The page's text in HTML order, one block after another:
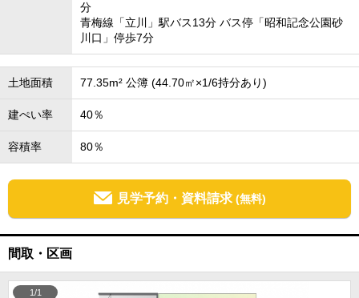
分
青梅線「立川」駅バス13分 バス停「昭和記念公園砂
川口」停歩7分
土地面積 77.35m² 公簿 (44.70㎡×1/6持分あり)
建ぺい率 40％
容積率 80％
見学予約・資料請求 (無料)
間取・区画
1/1